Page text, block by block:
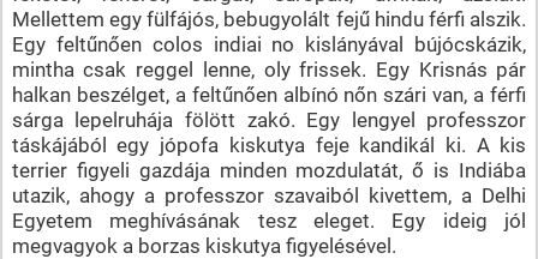
Mellettem egy fülfájós, bebugyolált fejű hindu férfi alszik.
Egy feltűnően colos indiai no kislányával bújócskázik,
mintha csak reggel lenne, oly frissek. Egy Krisnás pár
halkan beszélget, a feltűnően albínó nőn szári van, a férfi
sárga lepelruhája fölött zakó. Egy lengyel professzor
táskájából egy jópofa kiskutya feje kandikál ki. A kis
terrier figyeli gazdája minden mozdulatát, ő is Indiába
utazik, ahogy a professzor szavaiból kivettem, a Delhi
Egyetem meghívásának tesz eleget. Egy ideig jól
megvagyok a borzas kiskutya figyelésével.